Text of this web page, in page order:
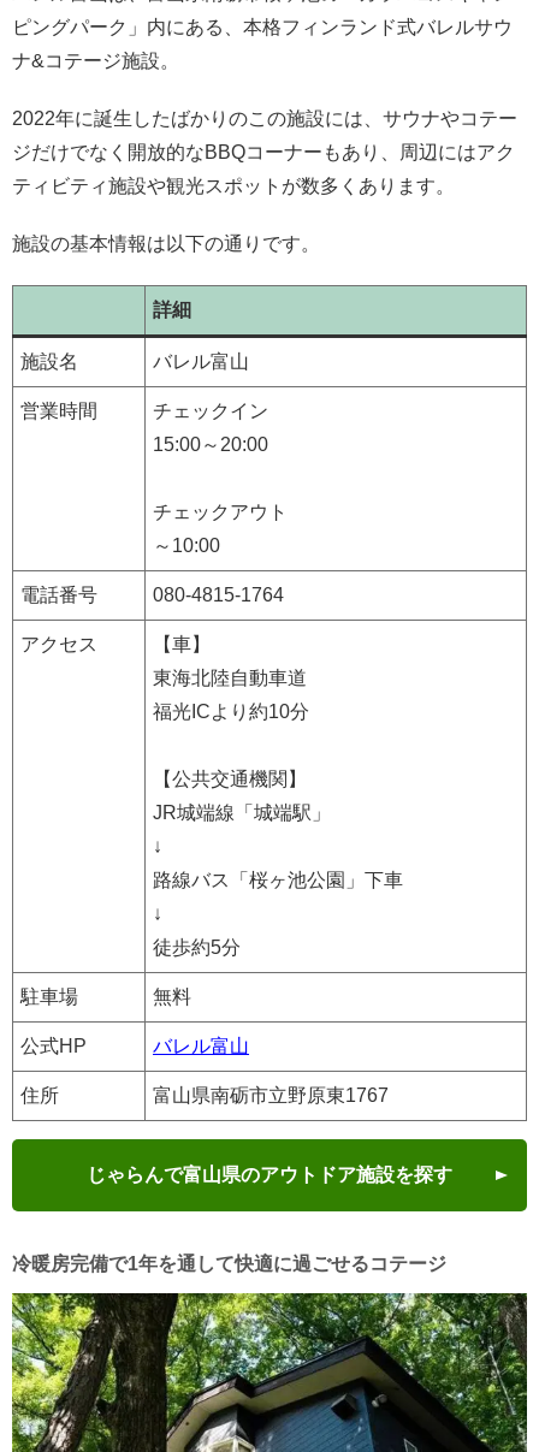
ピングパーク」内にある、本格フィンランド式バレルサウ
ナ&コテージ施設。
2022年に誕生したばかりのこの施設には、サウナやコテー
ジだけでなく開放的なBBQコーナーもあり、周辺にはアク
ティビティ施設や観光スポットが数多くあります。
施設の基本情報は以下の通りです。
詳細
施設名 バレル富山
営業時間
チェックイン
15:00～20:00
チェックアウト
～10:00
電話番号 080-4815-1764
アクセス
【車】
東海北陸自動車道
福光ICより約10分
【公共交通機関】
JR城端線「城端駅」
↓
路線バス「桜ヶ池公園」下車
↓
徒歩約5分
駐車場 無料
公式HP バレル富山
住所 富山県南砺市立野原東1767
じゃらんで富山県のアウトドア施設を探す
冷暖房完備で1年を通して快適に過ごせるコテージ